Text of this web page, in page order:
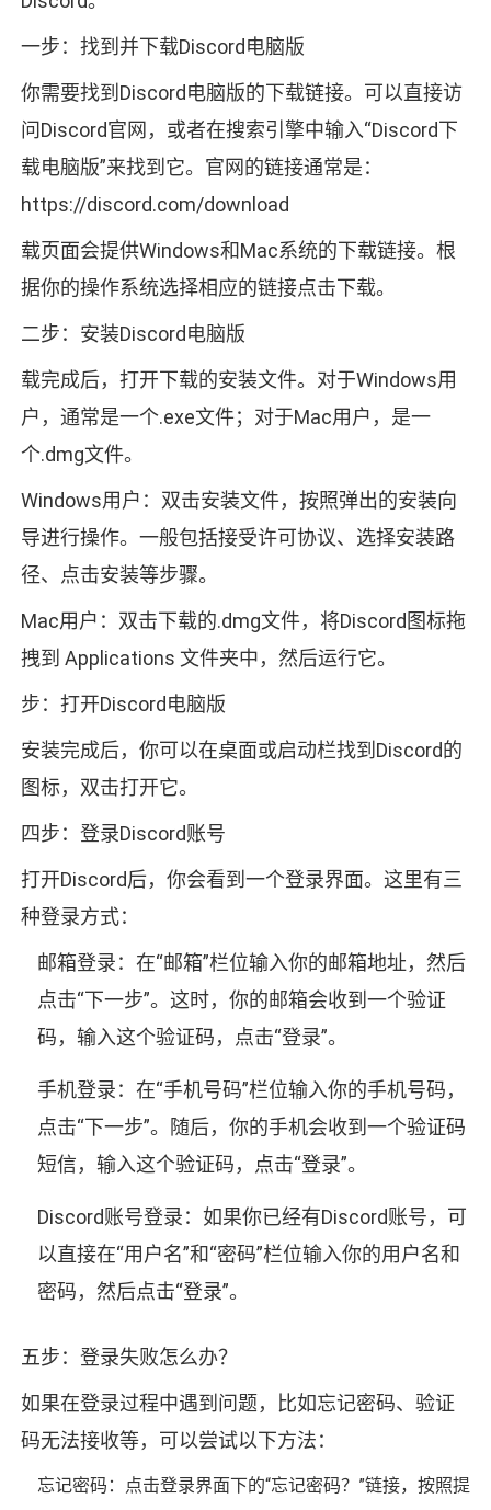
一步：找到并下载Discord电脑版
你需要找到Discord电脑版的下载链接。可以直接访
问Discord官网，或者在搜索引擎中输入“Discord下
载电脑版”来找到它。官网的链接通常是：
https://discord.com/download
载页面会提供Windows和Mac系统的下载链接。根
据你的操作系统选择相应的链接点击下载。
二步：安装Discord电脑版
载完成后，打开下载的安装文件。对于Windows用
户，通常是一个.exe文件；对于Mac用户，是一
个.dmg文件。
Windows用户：双击安装文件，按照弹出的安装向
导进行操作。一般包括接受许可协议、选择安装路
径、点击安装等步骤。
Mac用户：双击下载的.dmg文件，将Discord图标拖
拽到 Applications 文件夹中，然后运行它。
步：打开Discord电脑版
安装完成后，你可以在桌面或启动栏找到Discord的
图标，双击打开它。
四步：登录Discord账号
打开Discord后，你会看到一个登录界面。这里有三
种登录方式：
邮箱登录：在“邮箱”栏位输入你的邮箱地址，然后
点击“下一步”。这时，你的邮箱会收到一个验证
码，输入这个验证码，点击“登录”。
手机登录：在“手机号码”栏位输入你的手机号码，
点击“下一步”。随后，你的手机会收到一个验证码
短信，输入这个验证码，点击“登录”。
Discord账号登录：如果你已经有Discord账号，可
以直接在“用户名”和“密码”栏位输入你的用户名和
密码，然后点击“登录”。
五步：登录失败怎么办？
如果在登录过程中遇到问题，比如忘记密码、验证
码无法接收等，可以尝试以下方法：
忘记密码：点击登录界面下的“忘记密码？”链接，按照提